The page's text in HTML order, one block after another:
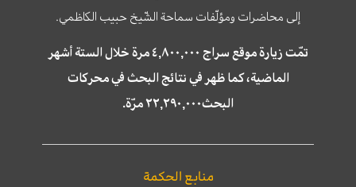
إلى محاضرات ومؤلّفات سماحة الشّيخ حبيب الكاظمي.
تمّت زيارة موقع سراج ٤,٨٠٠,٠٠٠ مرة خلال الستة أشهر
الماضية، كما ظهر في نتائج البحث في محركات
البحث٢٢,٢٩٠,٠٠٠ مرّة.
منابع الحكمة